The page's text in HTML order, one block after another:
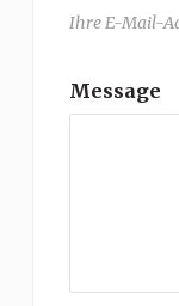
Ihre E-Mail-
Message